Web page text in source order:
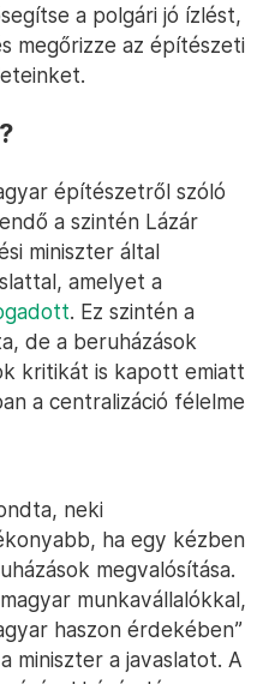
a polgári jó ízlést,
megőrizze az építészeti
építészetről szóló
a szintén Lázár
miniszter által
amelyet a
. Ez szintén a
de a beruházások
kritikát is kapott emiatt
a centralizáció félelme
neki
ha egy kézben
megvalósítása.
munkavállalókkal,
haszon érdekében”
miniszter a javaslatot. A